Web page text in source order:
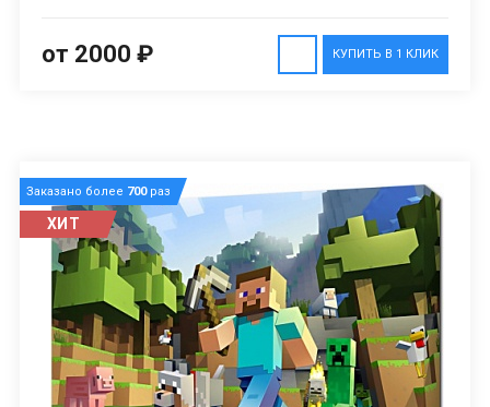
КУПИТЬ В 1 КЛИК
от 2000 ₽
Заказано более 700раз
ХИТ